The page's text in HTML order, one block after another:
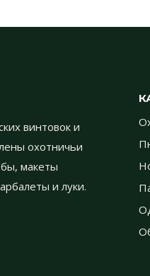
винтовок и
охотничьи
макеты
и луки.